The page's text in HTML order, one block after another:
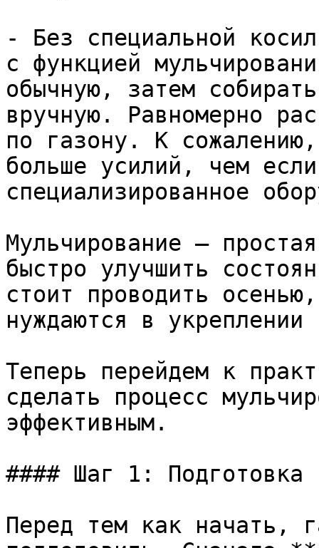
- Без специальной
с функцией
обычную, затем
вручную. Равномерно
по газону. К
больше усилий, чем
специализированное
Мульчирование –
быстро улучшить
стоит проводить
нуждаются в
Теперь перейдем к
сделать процесс
эффективным.
#### Шаг 1: Подготовка
Перед тем как начать,